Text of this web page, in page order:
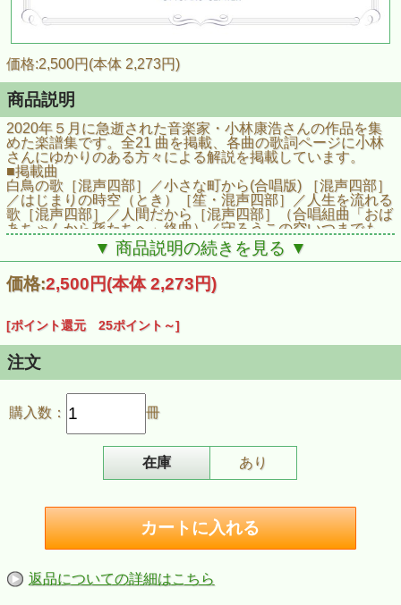
価格:2,500円(本体 2,273円)
商品説明
2020年５月に急逝された音楽家・小林康浩さんの作品を集
めた楽譜集です。全21 曲を掲載、各曲の歌詞ページに小林
さんにゆかりのある方々による解説を掲載しています。
■掲載曲
白鳥の歌［混声四部］／小さな町から(合唱版) ［混声四部］
／はじまりの時空（とき）［笙・混声四部］／人生を流れる
歌［混声四部］／人間だから［混声四部］（合唱組曲「おば
あちゃんから孫たちへ」終曲）／守ろうこの空いつまでも
［混声四部］（「核をなくして笑顔をまもる歌」入選作）／
願いの木［混声四部］／生命誕生［混声四部］／約束のうた
［混声四部］／子どもの大空［混声四部］／辺野古崎の風に
吹かれ［混声四部］／自由よ! ［ソロ・混声四部］／ひまわ
しゃぼん玉・赤い靴・青い眼の人形・船頭小唄・証城寺の狸
囃子) ［混声四部・子どもたち］／白百合の花が咲く頃［混
声四部］／水色のワルツ［女声合唱］ ／その手の中に［混
声四部］／美らうた［混声四部］／涙をこえて［混声四部］
商品名：【合唱楽譜集】小林康浩作品集「白鳥の歌」
ISBN：978-4-910226-04-0
発売日：2021年９月２５日
▼ 商品説明の続きを見る ▼
価格:2,500円(本体 2,273円)
[ポイント還元 25ポイント～]
注文
購入数： 冊
在庫 あり
返品についての詳細はこちら